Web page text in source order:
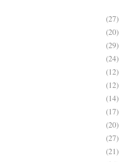
(27)
(20)
(29)
(24)
(12)
(12)
(14)
(17)
(20)
(27)
(21)